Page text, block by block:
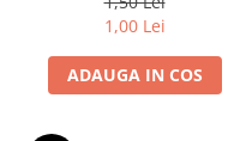
Uși de cuptor
Uși pentru sobă și șemineu
VASE DE GĂTIT
1,00 Lei
ADAUGA IN COS